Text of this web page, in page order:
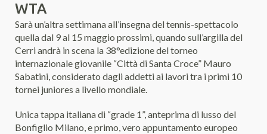
WTA
Sarà un’altra settimana all’insegna del tennis-spettacolo
quella dal 9 al 15 maggio prossimi, quando sull’argilla del
Cerri andrà in scena la 38°edizione del torneo
internazionale giovanile “Città di Santa Croce” Mauro
Sabatini, considerato dagli addetti ai lavori tra i primi 10
tornei juniores a livello mondiale.
Unica tappa italiana di “grade 1”, anteprima di lusso del
Bonfiglio Milano, e primo, vero appuntamento europeo